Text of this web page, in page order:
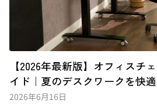
【2026年最新版】オフィスチ
イド｜夏のデスクワークを快
アの選び方とおすすめ5選
2026年6月16日